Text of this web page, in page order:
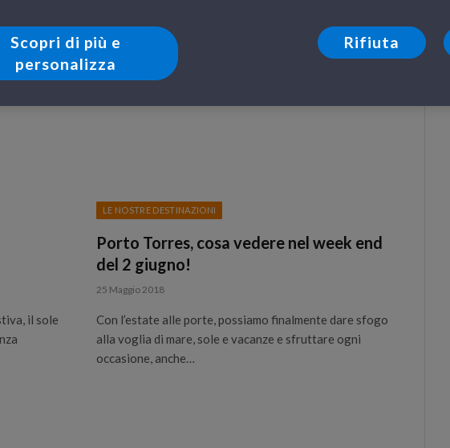
il sole
LE NOSTRE DESTINAZIONI
Porto Torres, cosa vedere nel week end
del 2 giugno!
25 Maggio 2018
Con l’estate alle porte, possiamo finalmente dare sfogo
alla voglia di mare, sole e vacanze e sfruttare ogni
occasione, anche…
Scopri di più e
personalizza
Rifiuta